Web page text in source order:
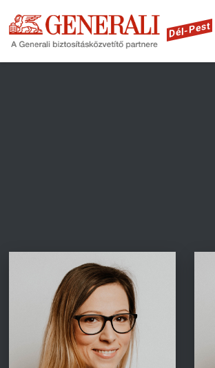
Dél-Pest
Fusce tellus odio, dapibus id,
fermentum quis, suscipit id,
erat. Fusce aliquam
vestibulum ipsum. Aliquam
erat volutpat.